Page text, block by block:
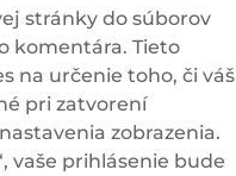
stránky do súborov
komentára. Tieto
na určenie toho, či váš
pri zatvorení
zobrazenia.
vaše prihlásenie bude